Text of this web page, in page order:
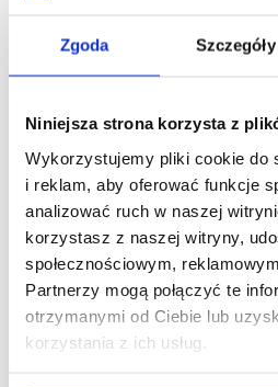
Zgoda Szczegóły
Niniejsza strona korzysta z
Wykorzystujemy pliki cookie do
i reklam, aby oferować funkcje
analizować ruch w naszej
korzystasz z naszej witryny,
społecznościowym,
Partnerzy mogą połączyć te
otrzymanymi od Ciebie lub
korzystania z ich usług.
muzykę estradową
rytmikę w
takich jakkompozycja i aranżacja
Ważnym elementem kierunku są
artystyczne oraz bezpośredni
środowiskiem edukacyjnym i
Jakie są możliwości po ukończeniu
Absolwenci studiów I stopnia
umuzykalniające, działać jako
dyrygenci lub instruktorzy